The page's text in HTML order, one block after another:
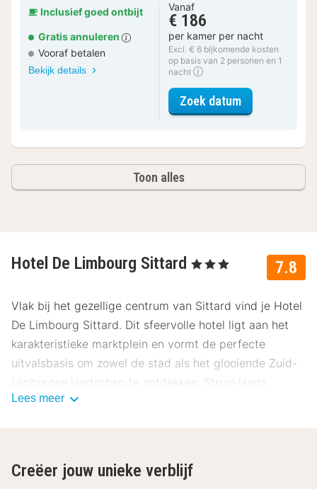
Inclusief goed ontbijt
Gratis annuleren
Vooraf betalen
Bekijk details
Vanaf
€ 186
per kamer per nacht
Excl. € 6 bijkomende kosten
op basis van 2 personen en 1
nacht
Zoek datumvoor
Toon alles
7.8
Hotel De Limbourg Sittard , 3 Sterren
Vlak bij het gezellige centrum van Sittard vind je Hotel
De Limbourg Sittard. Dit sfeervolle hotel ligt aan het
karakteristieke marktplein en vormt de perfecte
uitvalsbasis om zowel de stad als het glooiende Zuid-
Limburgse landschap te ontdekken. Struin langs
boetiekjes, geniet van bourgondische restaurants of
Ligging Hotel De Limbourg Sittard
Lees meer
Creëer jouw unieke verblijf